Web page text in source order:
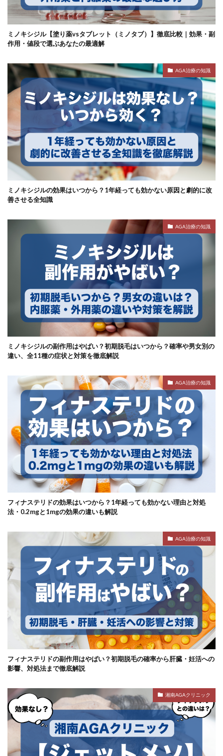
ミノキシジル【塗り薬vsタブレット（ミノタブ）】徹底比較｜効果・副
作用・値段で選ぶあなたの最適解
AGA治療の知識
ミノキシジルの効果はいつから？1年経っても効かない原因と劇的に改
善させる全知識
AGA治療の知識
ミノキシジルの副作用はやばい？初期脱毛はいつから？確率や男女別の
違い、全11種の症状と対策を徹底解説
AGA治療の知識
フィナステリドの効果はいつから？1年経っても効かない理由と対処
法・0.2mgと1mgの効果の違いも解説
AGA治療の知識
フィナステリドの副作用はやばい？初期脱毛の確率から肝臓・妊活への
影響、対処法まで徹底解説
湘南AGAクリニック